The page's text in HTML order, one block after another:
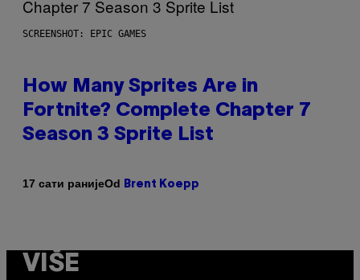
SCREENSHOT: EPIC GAMES
How Many Sprites Are in
Fortnite? Complete Chapter 7
Season 3 Sprite List
17 сати ранијеOd Brent Koepp
VIŠE